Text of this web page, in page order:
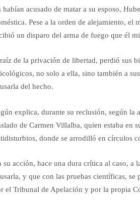
habían acusado de matar a su esposo,
Pese a la orden de alejamiento, el
un disparo del arma de fuego que él
de la privación de libertad, perdió sus
no solo a ella, sino también a
del hecho.
explica, durante su reclusión, según
de Carmen Villalba, quien estaba en
donde se arrodilló en círculos
su acción, hace una dura crítica al caso, a
y que con las pruebas científicas,
el Tribunal de Apelación y por la propia